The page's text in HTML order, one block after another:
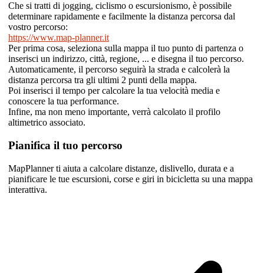
Che si tratti di jogging, ciclismo o escursionismo, è possibile
determinare rapidamente e facilmente la distanza percorsa dal
vostro percorso:
https://www.map-planner.it
Per prima cosa, seleziona sulla mappa il tuo punto di partenza o
inserisci un indirizzo, città, regione, ... e disegna il tuo percorso.
Automaticamente, il percorso seguirà la strada e calcolerà la
distanza percorsa tra gli ultimi 2 punti della mappa.
Poi inserisci il tempo per calcolare la tua velocità media e
conoscere la tua performance.
Infine, ma non meno importante, verrà calcolato il profilo
altimetrico associato.
Pianifica il tuo percorso
MapPlanner ti aiuta a calcolare distanze, dislivello, durata e a
pianificare le tue escursioni, corse e giri in bicicletta su una mappa
interattiva.